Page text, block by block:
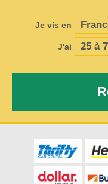
Je vis en
J'ai